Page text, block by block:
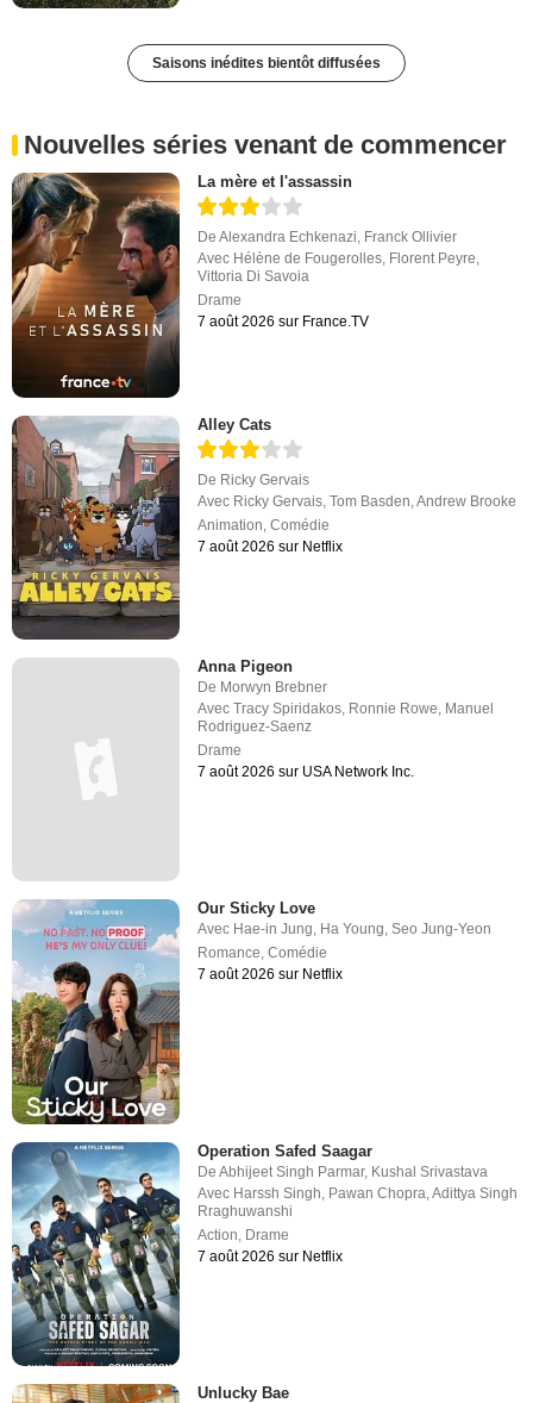
Saisons inédites bientôt diffusées
Nouvelles séries venant de commencer
La mère et l'assassin
DeAlexandra Echkenazi, Franck Ollivier
Avec Hélène de Fougerolles, Florent Peyre,
Vittoria Di Savoia
Drame
7 août 2026 sur France.TV
Alley Cats
De Ricky Gervais
Avec Ricky Gervais ,Tom Basden ,Andrew Brooke
Animation ,Comédie
7 août 2026 sur Netflix
Anna Pigeon
De Morwyn Brebner
AvecTracy Spiridakos, Ronnie Rowe, Manuel
Rodriguez-Saenz
Drame
7 août 2026 sur USA Network Inc.
Our Sticky Love
Avec Hae-in Jung, Ha Young,Seo Jung-Yeon
Romance,Comédie
7 août 2026 sur Netflix
Operation Safed Saagar
DeAbhijeet Singh Parmar, Kushal Srivastava
Avec Harssh Singh Pawan Chopra ,Adittya Singh
Rraghuwanshi
Action Drame
7 août 2026 sur Netflix
Unlucky Bae